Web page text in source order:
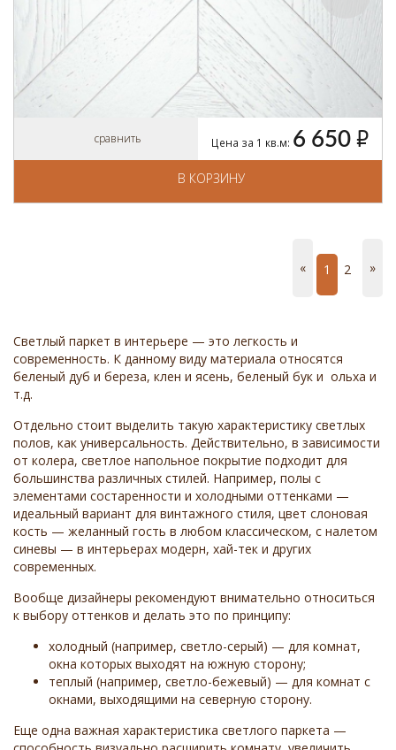
сравнить Цена за 1 кв.м: 6 650 руб.
В КОРЗИНУ
« 1 2 »
Светлый паркет в интерьере — это легкость и
современность. К данному виду материала относятся
беленый дуб и береза, клен и ясень, беленый бук и ольха и
т.д.
Отдельно стоит выделить такую характеристику светлых
полов, как универсальность. Действительно, в зависимости
от колера, светлое напольное покрытие подходит для
большинства различных стилей. Например, полы с
элементами состаренности и холодными оттенками —
идеальный вариант для винтажного стиля, цвет слоновая
кость — желанный гость в любом классическом, с налетом
синевы — в интерьерах модерн, хай-тек и других
современных.
Вообще дизайнеры рекомендуют внимательно относиться
к выбору оттенков и делать это по принципу:
холодный (например, светло-серый) — для комнат,
окна которых выходят на южную сторону;
теплый (например, светло-бежевый) — для комнат с
окнами, выходящими на северную сторону.
Еще одна важная характеристика светлого паркета —